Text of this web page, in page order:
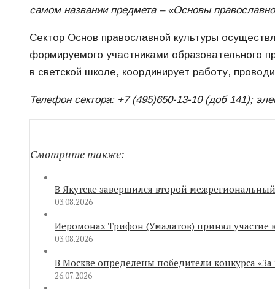
самом названии предмета – «Основы
Сектор Основ православной культуры
формируемого участниками образовательного
в светской школе, координирует работу,
Телефон сектора: +7 (495)650-13-10 (доб 141);
Смотрите также:
В Якутске завершился второй
03.08.2026
Иеромонах Трифон (Умалатов) принял участие
03.08.2026
В Москве определены победители конкурса
26.07.2026